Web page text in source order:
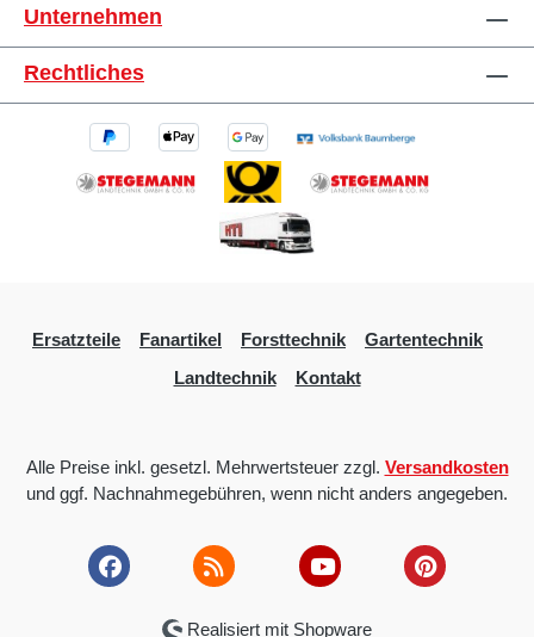
Unternehmen
Rechtliches
Ersatzteile Fanartikel Forsttechnik
Gartentechnik
Landtechnik
Kontakt
Alle Preise inkl. gesetzl. Mehrwertsteuer zzgl. Versandkosten
und ggf. Nachnahmegebühren, wenn nicht anders angegeben.
Realisiert mit Shopware